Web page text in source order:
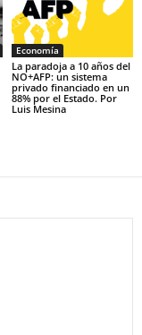
Economía
La paradoja a 10 años del
NO+AFP: un sistema
privado financiado en un
88% por el Estado. Por
Luis Mesina